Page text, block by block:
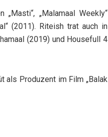
„Malamaal Weekly“
(2011). Riteish trat auch in
(2019) und Housefull 4
als Produzent im Film „Balak